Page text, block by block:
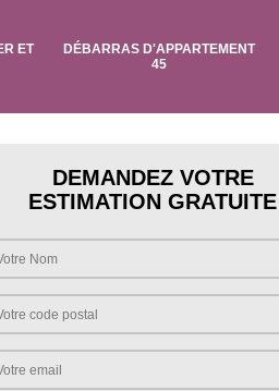
ET
DÉBARRAS D'APPARTEMENT
45
DEMANDEZ VOTRE
ESTIMATION GRATUITE